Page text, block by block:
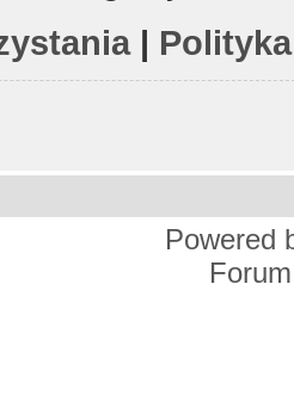
|
Powered